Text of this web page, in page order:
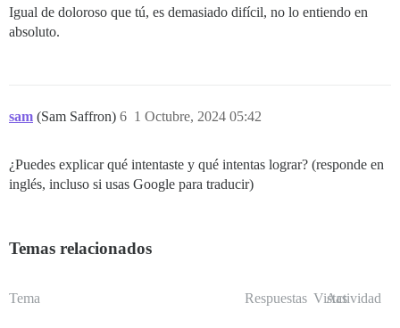
Igual de doloroso que tú, es demasiado difícil, no lo entiendo en
absoluto.
sam (Sam Saffron) 1 Octubre, 2024 05:42
6
¿Puedes explicar qué intentaste y qué intentas lograr? (responde en
inglés, incluso si usas Google para traducir)
Temas relacionados
Tema Respuestas Vistas
Actividad